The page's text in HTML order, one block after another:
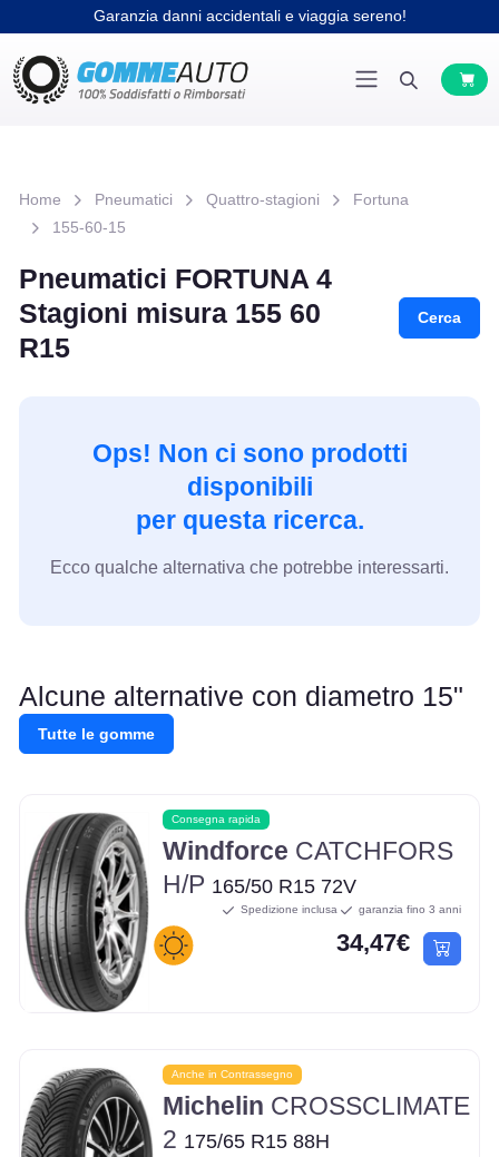
Garanzia danni accidentali e viaggia sereno!
Home Pneumatici Quattro-stagioni
Fortuna
155-60-15
Pneumatici FORTUNA 4
Stagioni misura 155 60
R15
Cerca
Ops! Non ci sono prodotti
disponibili
per questa ricerca.
Ecco qualche alternativa che potrebbe interessarti.
Alcune alternative con diametro 15"
Tutte le gomme
Consegna rapida
Windforce CATCHFORS
H/P 165/50 R15 72V
Spedizione inclusa garanzia fino 3 anni
34,47€
Anche in Contrassegno
Michelin CROSSCLIMATE
2 175/65 R15 88H